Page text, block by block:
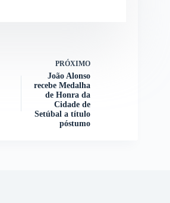
PRÓXIMO
João Alonso
recebe Medalha
de Honra da
Cidade de
Setúbal a título
póstumo